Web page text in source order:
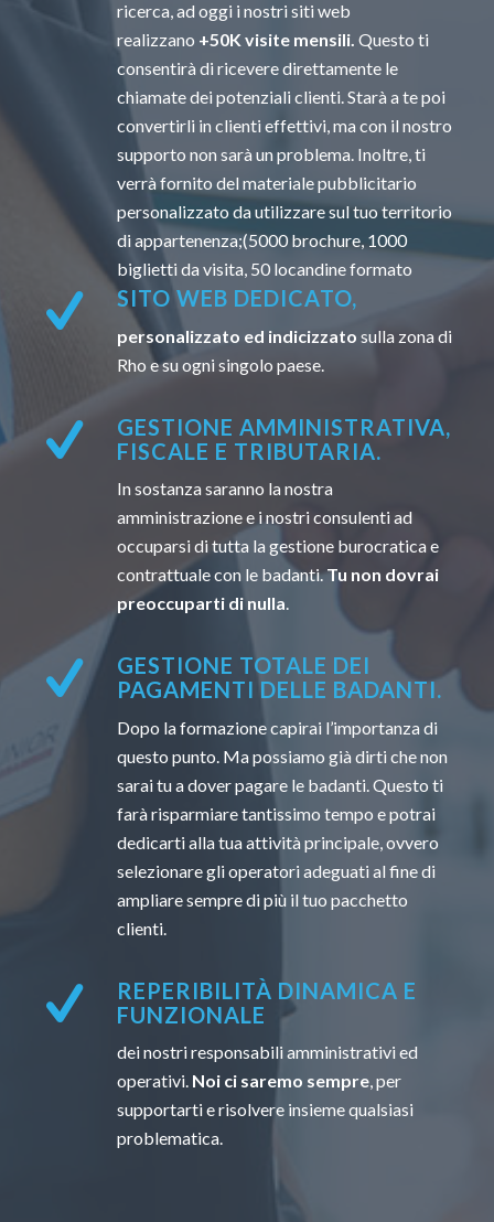
ricerca, ad oggi i nostri siti web
realizzano +50K visite mensili. Questo ti
consentirà di ricevere direttamente le
chiamate dei potenziali clienti. Starà a te poi
convertirli in clienti effettivi, ma con il nostro
supporto non sarà un problema. Inoltre, ti
verrà fornito del materiale pubblicitario
personalizzato da utilizzare sul tuo territorio
di appartenenza;(5000 brochure, 1000
biglietti da visita, 50 locandine formato
SITO WEB DEDICATO,
personalizzato ed indicizzato sulla zona di
Rho e su ogni singolo paese.
GESTIONE AMMINISTRATIVA,
FISCALE E TRIBUTARIA.
In sostanza saranno la nostra
amministrazione e i nostri consulenti ad
occuparsi di tutta la gestione burocratica e
contrattuale con le badanti.Tu non dovrai
preoccuparti di nulla.
GESTIONE TOTALE DEI
PAGAMENTI DELLE BADANTI.
Dopo la formazione capirai l’importanza di
questo punto. Ma possiamo già dirti che non
sarai tu a dover pagare le badanti. Questo ti
farà risparmiare tantissimo tempo e potrai
dedicarti alla tua attività principale, ovvero
selezionare gli operatori adeguati al fine di
ampliare sempre di più il tuo pacchetto
clienti.
REPERIBILITÀ DINAMICA E
FUNZIONALE
dei nostri responsabili amministrativi ed
operativi. Noi ci saremo sempre, per
supportarti e risolvere insieme qualsiasi
problematica.